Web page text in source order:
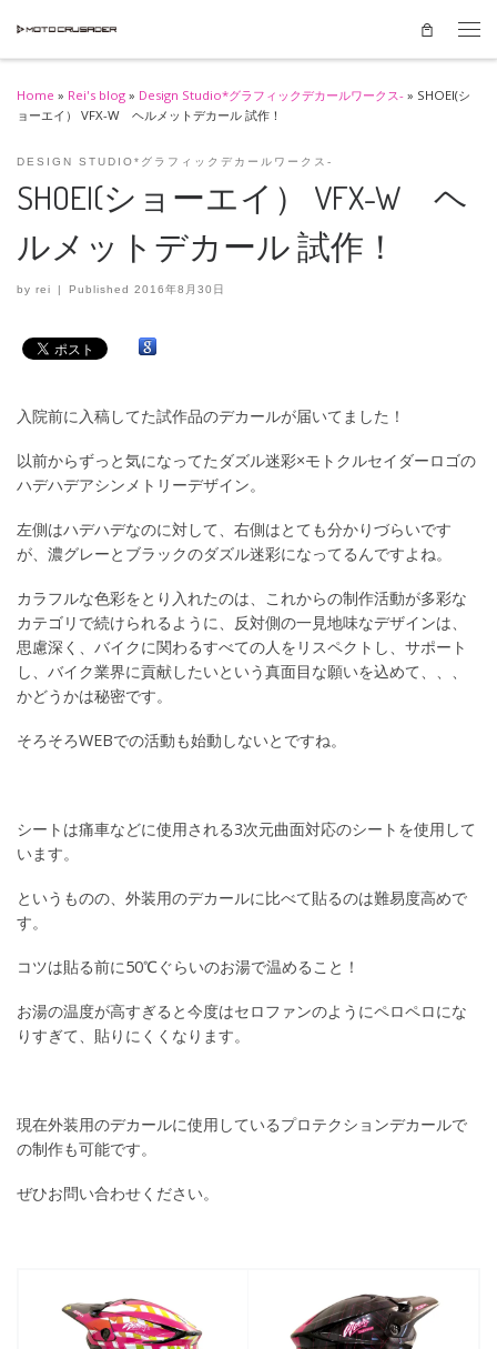
Skip to content
Home » Rei's blog » Design Studio*グラフィックデカールワークス- » SHOEI(シ
ョーエイ） VFX-W ヘルメットデカール 試作！
DESIGN STUDIO*グラフィックデカールワークス-
SHOEI(ショーエイ） VFX-W ヘ
ルメットデカール 試作！
by rei Published2016年8月30日
入院前に入稿してた試作品のデカールが届いてました！
以前からずっと気になってたダズル迷彩×モトクルセイダーロゴの
ハデハデアシンメトリーデザイン。
左側はハデハデなのに対して、右側はとても分かりづらいです
が、濃グレーとブラックのダズル迷彩になってるんですよね。
カラフルな色彩をとり入れたのは、これからの制作活動が多彩な
カテゴリで続けられるように、反対側の一見地味なデザインは、
思慮深く、バイクに関わるすべての人をリスペクトし、サポート
し、バイク業界に貢献したいという真面目な願いを込めて、、、
かどうかは秘密です。
そろそろWEBでの活動も始動しないとですね。
シートは痛車などに使用される3次元曲面対応のシートを使用して
います。
というものの、外装用のデカールに比べて貼るのは難易度高めで
す。
コツは貼る前に50℃ぐらいのお湯で温めること！
お湯の温度が高すぎると今度はセロファンのようにペロペロにな
りすぎて、貼りにくくなります。
現在外装用のデカールに使用しているプロテクションデカールで
の制作も可能です。
ぜひお問い合わせください。